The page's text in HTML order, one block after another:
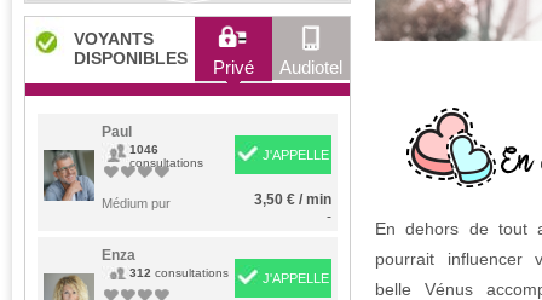
Bélier Taureau Gémeaux Cancer
Lion Vierge Scorpion
VOYANTS
DISPONIBLES
Privé Audiotel
Paul
1046
consultations
Médium pur
J'APPELLE
3,50 € / min
-
Enza
312 consultations J'APPELLE
En dehors de tout
pourrait influencer
belle Vénus